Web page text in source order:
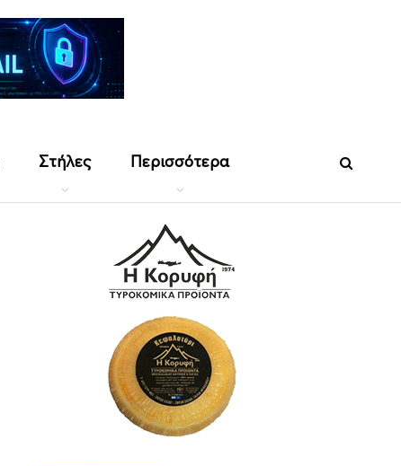
Στήλες Περισσότερα